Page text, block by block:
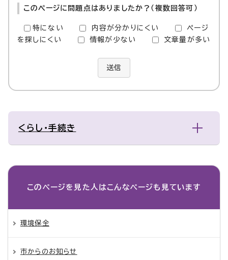
このページに問題点はありましたか？（複数回答可）
特にない 内容が分かりにくい
ページ
を探しにくい
情報が少ない 文章量が多い
送信
くらし・手続き
このページを見た人は こんなページも見ています
環境保全
市からのお知らせ